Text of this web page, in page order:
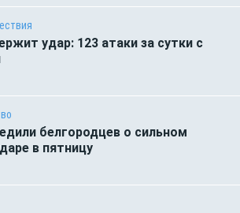
удар: 123 атаки за сутки с
белгородцев о сильном
в пятницу